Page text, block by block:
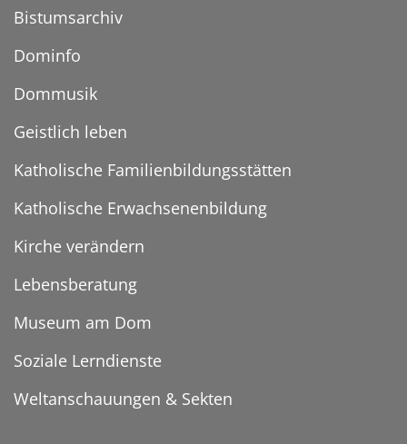
Bistumsarchiv
Dominfo
Dommusik
Geistlich leben
Katholische Familienbildungsstätten
Katholische Erwachsenenbildung
Kirche verändern
Lebensberatung
Museum am Dom
Soziale Lerndienste
Weltanschauungen & Sekten